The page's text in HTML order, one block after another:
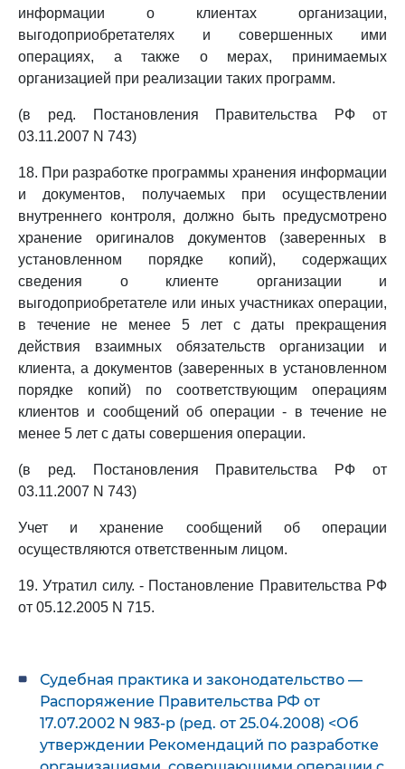
информации о клиентах организации,
выгодоприобретателях и совершенных ими
операциях, а также о мерах, принимаемых
организацией при реализации таких программ.
(в ред. Постановления Правительства РФ от
03.11.2007 N 743)
18. При разработке программы хранения информации
и документов, получаемых при осуществлении
внутреннего контроля, должно быть предусмотрено
хранение оригиналов документов (заверенных в
установленном порядке копий), содержащих
сведения о клиенте организации и
выгодоприобретателе или иных участниках операции,
в течение не менее 5 лет с даты прекращения
действия взаимных обязательств организации и
клиента, а документов (заверенных в установленном
порядке копий) по соответствующим операциям
клиентов и сообщений об операции - в течение не
менее 5 лет с даты совершения операции.
(в ред. Постановления Правительства РФ от
03.11.2007 N 743)
Учет и хранение сообщений об операции
осуществляются ответственным лицом.
19. Утратил силу. - Постановление Правительства РФ
от 05.12.2005 N 715.
Судебная практика и законодательство —
Распоряжение Правительства РФ от
17.07.2002 N 983-р (ред. от 25.04.2008) <Об
утверждении Рекомендаций по разработке